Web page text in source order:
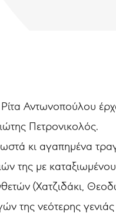
Αντωνοπούλου
Πετρονικολός.
κι αγαπημένα
της με
(Χατζιδάκι,
της νεότερης